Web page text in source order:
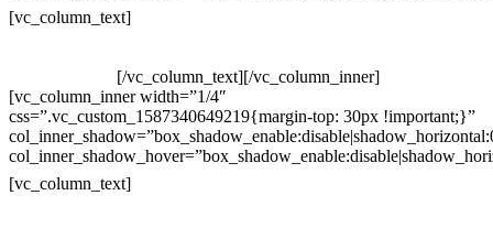
[vc_column_text]
[/vc_column_text][/vc_column_inner]
[vc_column_inner width=”1/4″
css=”.vc_custom_1587340649219{margin-top: 30px !important;}”
[vc_column_text]